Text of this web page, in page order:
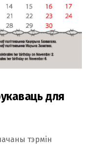
для
тэрмін